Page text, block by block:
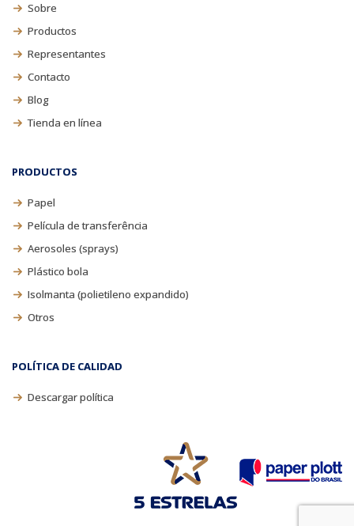
Sobre
Productos
Representantes
Contacto
Blog
Tienda en línea
PRODUCTOS
Papel
Película de transferência
Aerosoles (sprays)
Plástico bola
Isolmanta (polietileno expandido)
Otros
POLÍTICA DE CALIDAD
Descargar política